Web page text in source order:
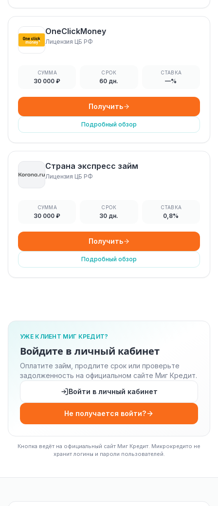
OneClickMoney
Лицензия ЦБ РФ
СУММА
30 000 ₽
СРОК
60 дн.
СТАВКА
—%
Получить
Подробный обзор
Страна экспресс займ
Лицензия ЦБ РФ
СУММА
30 000 ₽
СРОК
30 дн.
СТАВКА
0,8%
Получить
Подробный обзор
УЖЕ КЛИЕНТ МИГ КРЕДИТ?
Войдите в личный кабинет
Оплатите займ, продлите срок или проверьте
задолженность на официальном сайте Миг Кредит.
Войти в личный кабинет
Не получается войти?
Кнопка ведёт на официальный сайт Миг Кредит. Микрокредито не
хранит логины и пароли пользователей.